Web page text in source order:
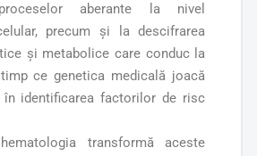
aberante la nivel
precum și la descifrarea
și metabolice care conduc la
ce genetica medicală joacă
identificarea factorilor de risc
transformă aceste